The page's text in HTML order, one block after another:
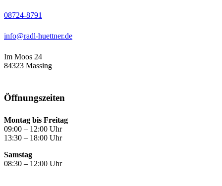
08724-8791
info@radl-huettner.de
Im Moos 24
84323 Massing
Öffnungs­zeiten
Montag bis Freitag
09:00 – 12:00 Uhr
13:30 – 18:00 Uhr
Samstag
08:30 – 12:00 Uhr